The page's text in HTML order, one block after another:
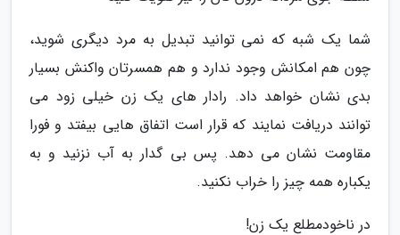
شما یک شبه که نمی توانید تبدیل به مرد دیگری شوید،
چون هم امکانش وجود ندارد و هم همسرتان واکنش بسیار
بدی نشان خواهد داد. رادار های یک زن خیلی زود می
توانند دریافت نمایند که قرار است اتفاق هایی بیفتد و فورا
مقاومت نشان می دهد. پس بی گدار به آب نزنید و به
یکباره همه چیز را خراب نکنید.
در ناخودمطلع یک زن!